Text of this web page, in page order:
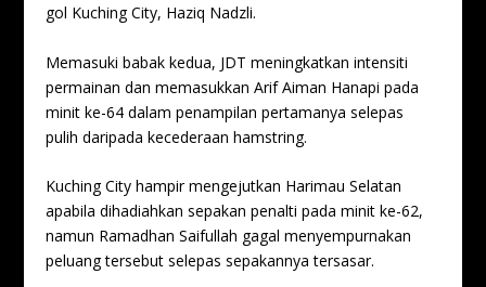
gol Kuching City, Haziq Nadzli.
Memasuki babak kedua, JDT meningkatkan intensiti
permainan dan memasukkan Arif Aiman Hanapi pada
minit ke-64 dalam penampilan pertamanya selepas
pulih daripada kecederaan hamstring.
Kuching City hampir mengejutkan Harimau Selatan
apabila dihadiahkan sepakan penalti pada minit ke-62,
namun Ramadhan Saifullah gagal menyempurnakan
peluang tersebut selepas sepakannya tersasar.